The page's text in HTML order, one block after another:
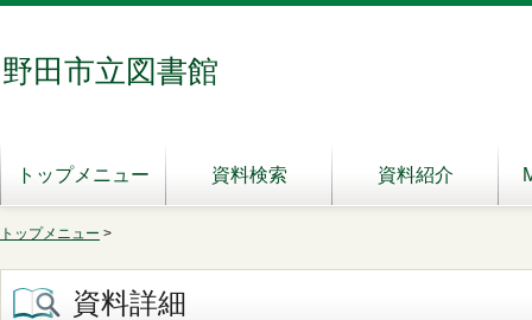
野田市立図書館
トップメニュー 資料検索 資料紹介
トップメニュー >
資料詳細